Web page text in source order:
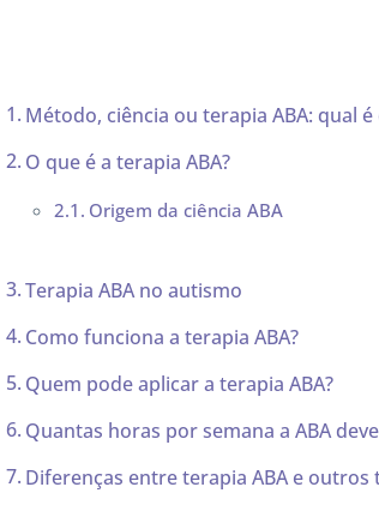
Método, ciência ou terapia ABA: qual
O que é a terapia ABA?
Origem da ciência ABA
Terapia ABA no autismo
Como funciona a terapia ABA?
Quem pode aplicar a terapia ABA?
Quantas horas por semana a ABA
Diferenças entre terapia ABA e